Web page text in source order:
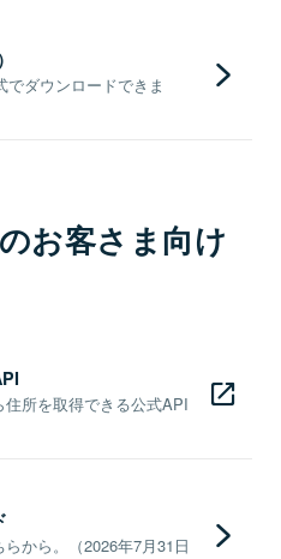
ダウンロードできま
お客さま向け
所を取得できる公式API
から。（2026年7月31日